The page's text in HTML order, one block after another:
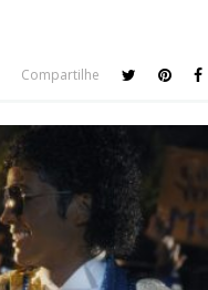
Compartilhe